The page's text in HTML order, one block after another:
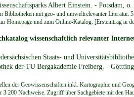
Albert Einstein. - Potsdam, o.
Bibliotheken mit geo- und umweltrelevanter Literatur.
Homepage und zum Online-Katalog. [Ersteintrag in
wissenschaftlich relevanter
Staats- und
der TU Bergakademie Freiberg. -
der Geowissenschaften inkl. Kartographie und
3 200 Nachweise. Zugriff über Sachgebiete mit den